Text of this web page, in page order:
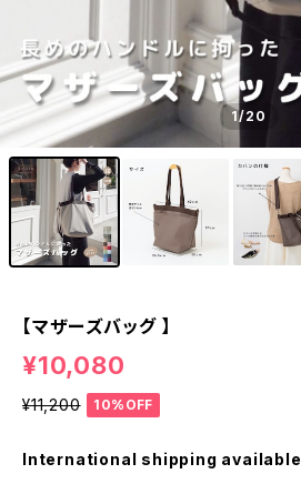
1/20
【マザーズバッグ 】
¥10,080
¥11,200 10%OFF
International shipping available